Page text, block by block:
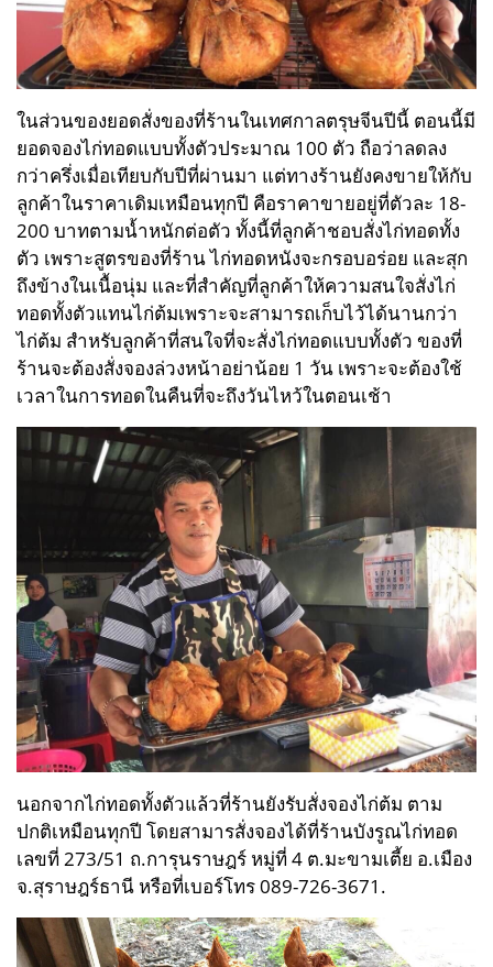
ในส่วนของยอดสั่งของที่ร้านในเทศกาลตรุษจีนปีนี้ ตอนนี้มี
ยอดจองไก่ทอดแบบทั้งตัวประมาณ 100 ตัว ถือว่าลดลง
กว่าครึ่งเมื่อเทียบกับปีที่ผ่านมา แต่ทางร้านยังคงขายให้กับ
ลูกค้าในราคาเดิมเหมือนทุกปี คือราคาขายอยู่ที่ตัวละ 18-
200 บาทตามน้ำหนักต่อตัว ทั้งนี้ที่ลูกค้าชอบสั่งไก่ทอดทั้ง
ตัว เพราะสูตรของที่ร้าน ไก่ทอดหนังจะกรอบอร่อย และสุก
ถึงข้างในเนื้อนุ่ม และที่สำคัญที่ลูกค้าให้ความสนใจสั่งไก่
ทอดทั้งตัวแทนไก่ต้มเพราะจะสามารถเก็บไว้ได้นานกว่า
ไก่ต้ม สำหรับลูกค้าที่สนใจที่จะสั่งไก่ทอดแบบทั้งตัว ของที่
ร้านจะต้องสั่งจองล่วงหน้าอย่าน้อย 1 วัน เพราะจะต้องใช้
เวลาในการทอดในคืนที่จะถึงวันไหว้ในตอนเช้า
นอกจากไก่ทอดทั้งตัวแล้วที่ร้านยังรับสั่งจองไก่ต้ม ตาม
ปกติเหมือนทุกปี โดยสามารสั่งจองได้ที่ร้านบังรูณไก่ทอด
เลขที่ 273/51 ถ.การุนราษฎร์ หมู่ที่ 4 ต.มะขามเตี้ย อ.เมือง
จ.สุราษฎร์ธานี หรือที่เบอร์โทร 089-726-3671.